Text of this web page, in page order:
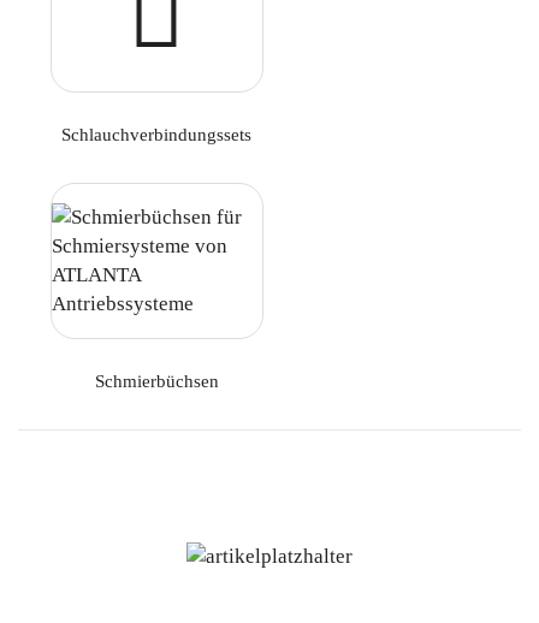
Schlauchverbindungssets
Schmierbüchsen